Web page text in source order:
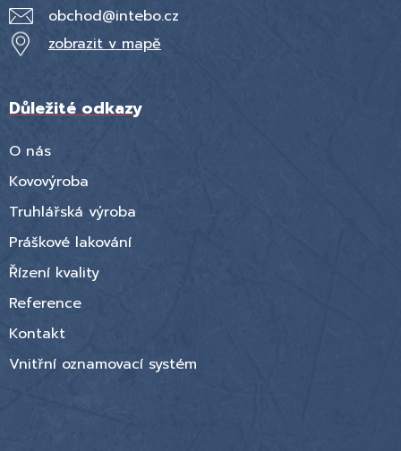
obchod@intebo.cz
zobrazit v mapě
Důležité odkazy
O nás
Kovovýroba
Truhlářská výroba
Práškové lakování
Řízení kvality
Reference
Kontakt
Vnitřní oznamovací systém